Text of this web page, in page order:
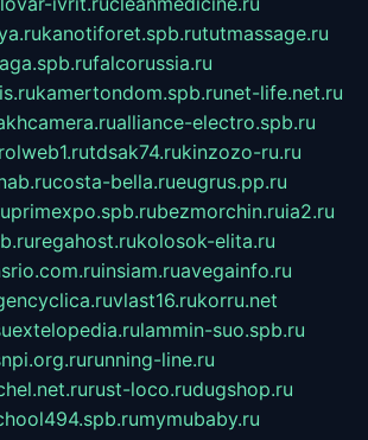
kanotiforet.spb.rututmassage.ru
falcorussia.ru
kamertondom.spb.runet-life.net.ru
alliance-electro.spb.ru
tdsak74.rukinzozo-ru.ru
costa-bella.rueugrus.pp.ru
primexpo.spb.rubezmorchin.ruia2.ru
regahost.rukolosok-elita.ru
insiam.ruavegainfo.ru
vlast16.rukorru.net
extelopedia.rulammin-suo.spb.ru
running-line.ru
rust-loco.rudugshop.ru
mymubaby.ru